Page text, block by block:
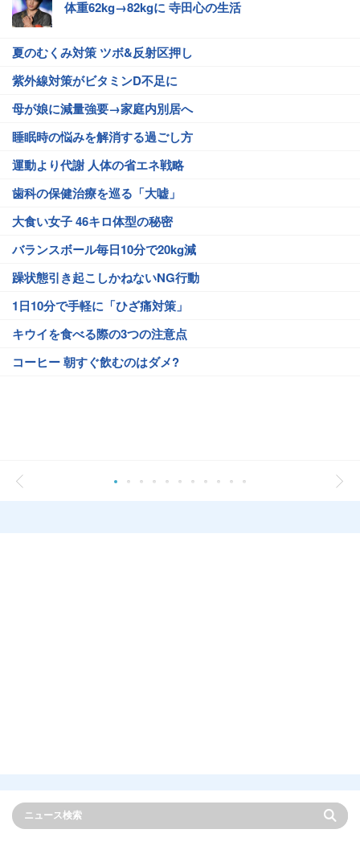
体重62kg→82kgに 寺田心の生活
夏のむくみ対策 ツボ&反射区押し
紫外線対策がビタミンD不足に
母が娘に減量強要→家庭内別居へ
睡眠時の悩みを解消する過ごし方
運動より代謝 人体の省エネ戦略
歯科の保健治療を巡る「大嘘」
大食い女子 46キロ体型の秘密
バランスボール毎日10分で20kg減
躁状態引き起こしかねないNG行動
1日10分で手軽に「ひざ痛対策」
キウイを食べる際の3つの注意点
コーヒー 朝すぐ飲むのはダメ?